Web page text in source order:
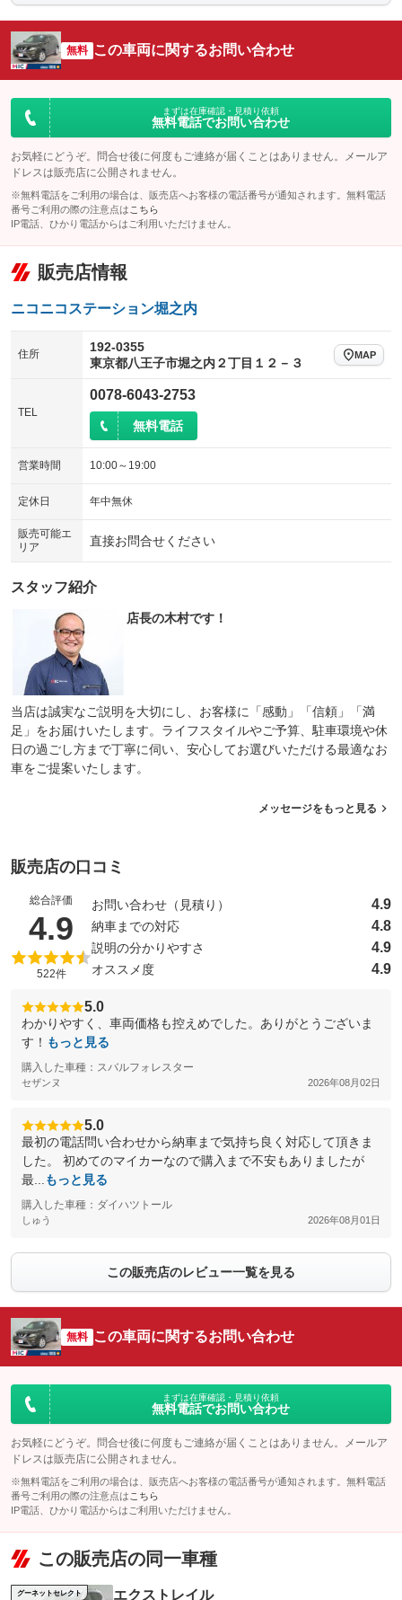
シートエアコン
：装備なし 全周囲カメラ
：装備あり
サイドカメラ
：装備あり ルーフレール
：装備あり
エアサスペンション ヘッドライトウォッシャー
無料 この車両に関するお問い合わせ
まずは在庫確認・見積り依頼
無料電話でお問い合わせ
お気軽にどうぞ。問合せ後に何度もご連絡が届くことはありません。メールア
ドレスは販売店に公開されません。
※無料電話をご利用の場合は、販売店へお客様の電話番号が通知されます。無料電話
番号ご利用の際の注意点は こちら
IP電話、ひかり電話からはご利用いただけません。
販売店情報
ニコニコステーション堀之内
住所
192-0355
東京都八王子市堀之内２丁目１２－３
MAP
TEL
0078-6043-2753
無料電話
営業時間 10:00～19:00
定休日 年中無休
販売可能エ
リア
直接お問合せください
スタッフ紹介
店長の木村です！
当店は誠実なご説明を大切にし、お客様に「感動」「信頼」「満
足」をお届けいたします。ライフスタイルやご予算、駐車環境や休
日の過ごし方まで丁寧に伺い、安心してお選びいただける最適なお
車をご提案いたします。
メッセージをもっと見る
販売店の口コミ
総合評価
4.9 （5点満点中）
522件
お問い合わせ（見積り） 4.9
納車までの対応 4.8
説明の分かりやすさ 4.9
オススメ度 4.9
5.0
わかりやすく、車両価格も控えめでした。ありがとうございま
す！ もっと見る
購入した車種：スバルフォレスター
セザンヌ 2026年08月02日
5.0
最初の電話問い合わせから納車まで気持ち良く対応して頂きま
した。 初めてのマイカーなので購入まで不安もありましたが
最...
もっと見る
購入した車種：ダイハツトール
しゅう 2026年08月01日
この販売店のレビュー一覧を見る
無料 この車両に関するお問い合わせ
まずは在庫確認・見積り依頼
無料電話でお問い合わせ
お気軽にどうぞ。問合せ後に何度もご連絡が届くことはありません。メールア
ドレスは販売店に公開されません。
※無料電話をご利用の場合は、販売店へお客様の電話番号が通知されます。無料電話
番号ご利用の際の注意点は こちら
IP電話、ひかり電話からはご利用いただけません。
この販売店の同一車種
グーネットセレクト エクストレイル